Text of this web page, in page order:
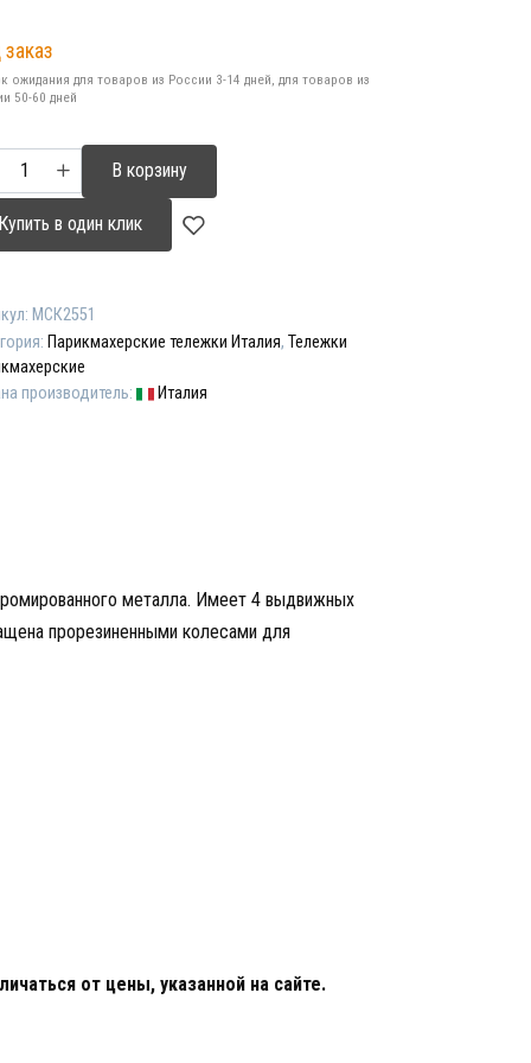
₽.
₽.
ожидания для товаров из России 3-14 дней, для товаров из
50-60 дней
В корзину
Купить в один клик
МСК2551
Парикмахерские тележки Италия, Тележки
производитель:
Италия
металла. Имеет 4 выдвижных
прорезиненными колесами для
от цены, указанной на сайте.